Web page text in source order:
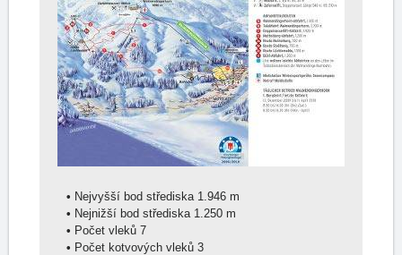
•
Nejvyšší bod střediska 1.946 m
•
Nejnižší bod střediska 1.250 m
•
Počet vleků 7
•
Počet kotvových vleků 3